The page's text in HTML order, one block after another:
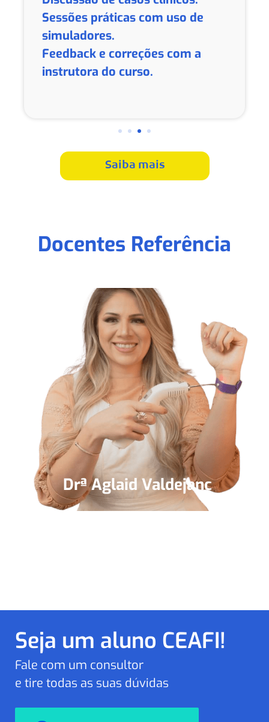
Sessões práticas com uso de
simuladores.
Feedback e correções com a
instrutora do curso.
Saiba mais
Docentes Referência
Drª Aglaid Valdejanc
Seja um aluno CEAFI!
Fale com um consultor
e tire todas as suas dúvidas